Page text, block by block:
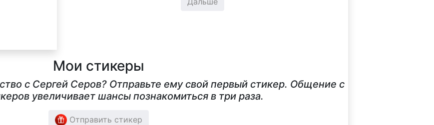
Мои стикеры
с Сергей Серов? Отправьте ему свой первый стикер. Общение с
увеличивает шансы познакомиться в три раза.
Отправить стикер